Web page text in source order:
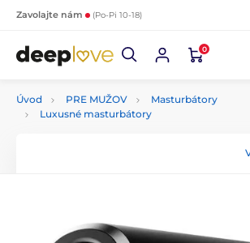
Zavolajte nám (Po-Pi 10-18)
0
Úvod PRE MUŽOV
Masturbátory
Luxusné masturbátory